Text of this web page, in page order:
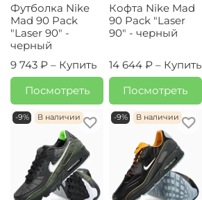
Футболка Nike
Mad 90 Pack
"Laser 90" -
черный
9 743 ₽ – Купить
Посмотреть
Кофта Nike Mad
90 Pack "Laser
90" - черный
14 644 ₽ – Купить
Посмотреть
-9% В наличии -9% В наличии